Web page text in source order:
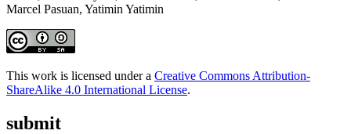
Marcel Pasuan, Yatimin Yatimin
This work is licensed under a Creative Commons Attribution-
ShareAlike 4.0 International License.
submit